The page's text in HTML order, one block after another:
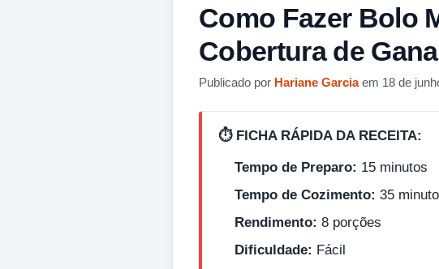
Como Fazer Bolo
Cobertura de
Publicado por Hariane Garciaem 18 de
⏱️ FICHA RÁPIDA DA RECEITA:
Tempo de Preparo: 15 minutos
Tempo de Cozimento: 35
Rendimento: 8 porções
Dificuldade: Fácil